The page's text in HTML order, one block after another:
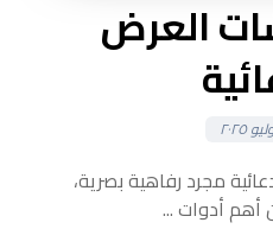
العرض
مجرد رفاهية بصرية،
أدوات ...